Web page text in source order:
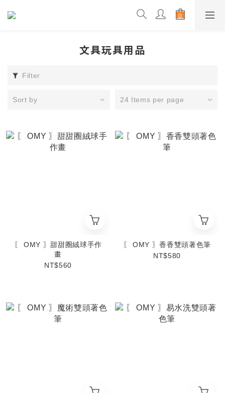
文具玩具用品
Filter
Sort by 24 Items per page
〖 OMY 〗甜甜圈絨球手作
畫
NT$560
〖 OMY 〗香香雙頭著色筆
NT$580